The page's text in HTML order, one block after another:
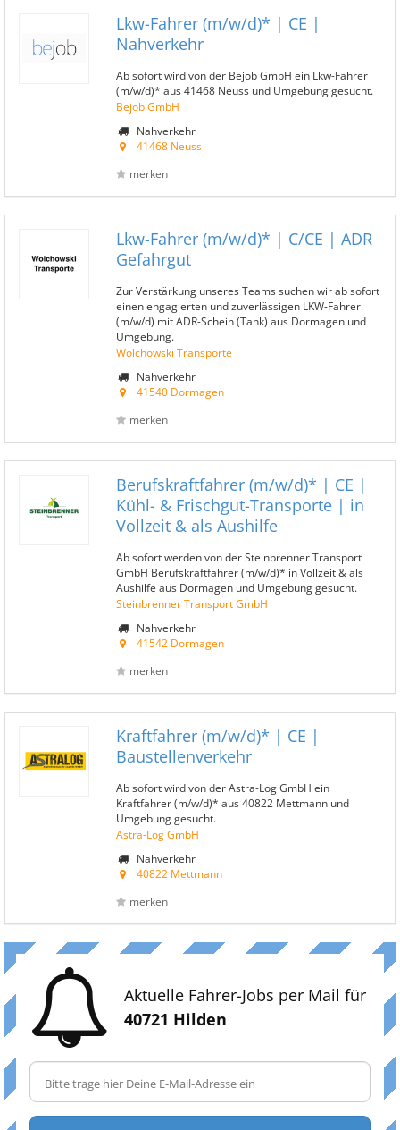
Lkw-Fahrer (m/w/d)* | CE |
Nahverkehr
Ab sofort wird von der Bejob GmbH ein Lkw-Fahrer
(m/w/d)* aus 41468 Neuss und Umgebung gesucht.
Bejob GmbH
Nahverkehr
41468 Neuss
merken
Lkw-Fahrer (m/w/d)* | C/CE | ADR
Gefahrgut
Zur Verstärkung unseres Teams suchen wir ab sofort
einen engagierten und zuverlässigen LKW-Fahrer
(m/w/d) mit ADR-Schein (Tank) aus Dormagen und
Umgebung.
Wolchowski Transporte
Nahverkehr
41540 Dormagen
merken
Berufskraftfahrer (m/w/d)* | CE |
Kühl- & Frischgut-Transporte | in
Vollzeit & als Aushilfe
Ab sofort werden von der Steinbrenner Transport
GmbH Berufskraftfahrer (m/w/d)* in Vollzeit & als
Aushilfe aus Dormagen und Umgebung gesucht.
Steinbrenner Transport GmbH
Nahverkehr
41542 Dormagen
merken
Kraftfahrer (m/w/d)* | CE |
Baustellenverkehr
Ab sofort wird von der Astra-Log GmbH ein
Kraftfahrer (m/w/d)* aus 40822 Mettmann und
Umgebung gesucht.
Astra-Log GmbH
Nahverkehr
40822 Mettmann
merken
Aktuelle Fahrer-Jobs per Mail für
40721 Hilden